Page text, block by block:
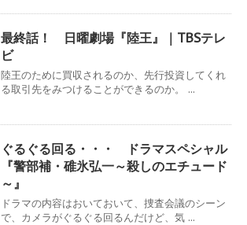
最終話！ 日曜劇場『陸王』｜TBSテレ
ビ
陸王のために買収されるのか、先行投資してくれ
る取引先をみつけることができるのか。 ...
ぐるぐる回る・・・ ドラマスペシャル
『警部補・碓氷弘一～殺しのエチュード
～』
ドラマの内容はおいておいて、捜査会議のシーン
で、カメラがぐるぐる回るんだけど、気 ...